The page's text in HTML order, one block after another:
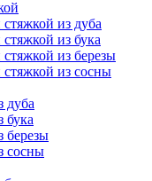
из дуба
из бука
из березы
из сосны
дуба
бука
березы
сосны